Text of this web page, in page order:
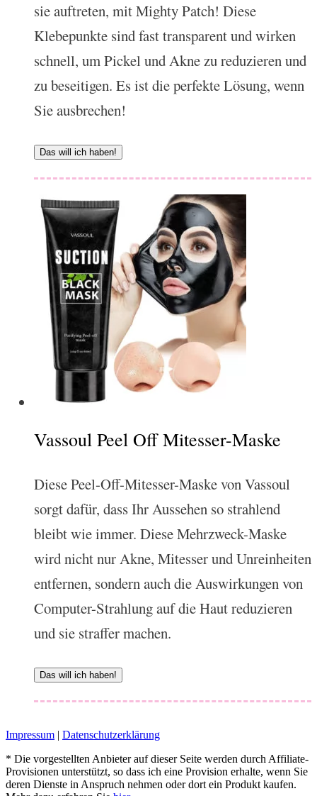
sie auftreten, mit Mighty Patch! Diese
Klebepunkte sind fast transparent und wirken
schnell, um Pickel und Akne zu reduzieren und
zu beseitigen. Es ist die perfekte Lösung, wenn
Sie ausbrechen!
Das will ich haben!
Vassoul Peel Off Mitesser-Maske
Diese Peel-Off-Mitesser-Maske von Vassoul
sorgt dafür, dass Ihr Aussehen so strahlend
bleibt wie immer. Diese Mehrzweck-Maske
wird nicht nur Akne, Mitesser und Unreinheiten
entfernen, sondern auch die Auswirkungen von
Computer-Strahlung auf die Haut reduzieren
und sie straffer machen.
Das will ich haben!
Impressum | Datenschutzerklärung
* Die vorgestellten Anbieter auf dieser Seite werden durch Affiliate-
Provisionen unterstützt, so dass ich eine Provision erhalte, wenn Sie
deren Dienste in Anspruch nehmen oder dort ein Produkt kaufen.